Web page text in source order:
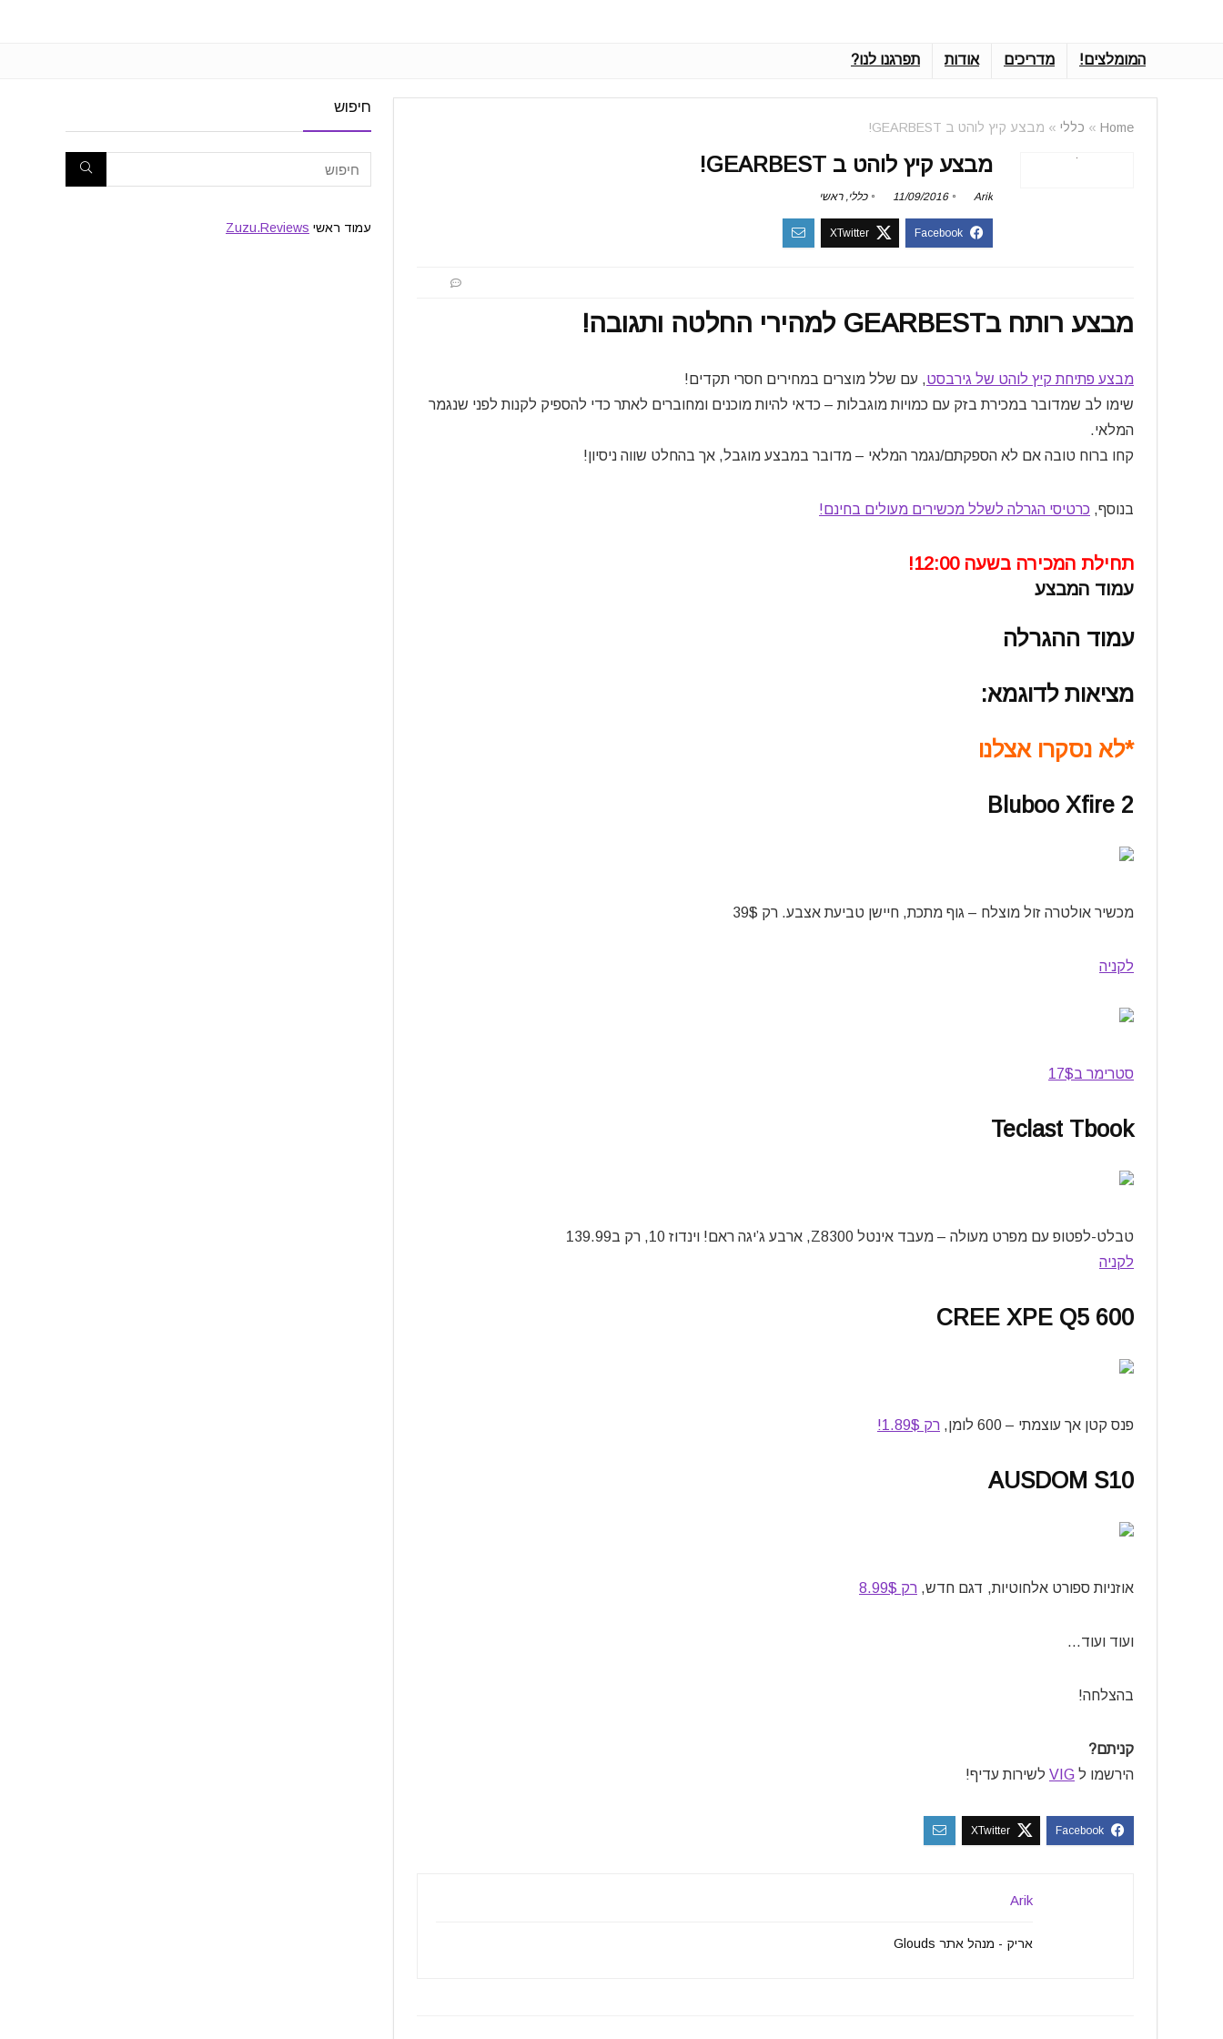
המומלצים! מדריכים אודות תפרגנו לנו?
Home
» כללי » מבצע קיץ לוהט ב GEARBEST!
מבצע קיץ לוהט ב GEARBEST!
Arik
11/09/2016 כללי,ראשי
מבצע רותח בGEARBEST למהירי החלטה ותגובה!
מבצע פתיחת קיץ לוהט של גירבסט, עם שלל מוצרים במחירים חסרי תקדים!
שימו לב שמדובר במכירת בזק עם כמויות מוגבלות – כדאי להיות מוכנים ומחוברים לאתר כדי להספיק לקנות לפני שנגמר
המלאי.
קחו ברוח טובה אם לא הספקתם/נגמר המלאי – מדובר במבצע מוגבל, אך בהחלט שווה ניסיון!
בנוסף, כרטיסי הגרלה לשלל מכשירים מעולים בחינם!
תחילת המכירה בשעה 12:00!
עמוד המבצע
עמוד ההגרלה
מציאות לדוגמא:
*לא נסקרו אצלנו
Bluboo Xfire 2
מכשיר אולטרה זול מוצלח – גוף מתכת, חיישן טביעת אצבע. רק 39$
לקניה
סטרימר ב17$
Teclast Tbook
טבלט-לפטופ עם מפרט מעולה – מעבד אינטל Z8300, ארבע ג’יגה ראם! וינדוז 10, רק ב139.99
לקניה
CREE XPE Q5 600
פנס קטן אך עוצמתי – 600 לומן, רק 1.89$!
AUSDOM S10
אוזניות ספורט אלחוטיות, דגם חדש, רק 8.99$
ועוד ועוד…
בהצלחה!
קניתם?
הירשמו ל VIG לשירות עדיף!
Arik
אריק - מנהל אתר Glouds
חיפוש
עמוד ראשי Zuzu.Reviews